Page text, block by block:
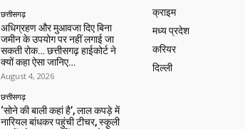
छत्तीसगढ़
अधिग्रहण और मुआवजा दिए बिना
जमीन के उपयोग पर नहीं लगाई जा
सकती रोक… छत्तीसगढ़ हाईकोर्ट ने
क्यों कहा ऐसा जानिए…
August 4, 2026
छत्तीसगढ़
‘सोने की बाली कहां है’, लाल कपड़े में
नारियल बांधकर पहुंची टीचर, स्कूली
क्राइम
मध्य प्रदेश
करियर
दिल्ली